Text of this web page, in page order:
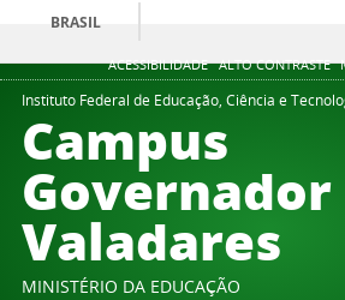
ACESSIBILIDADE ALTO CONTRASTE
BRASIL
Instituto Federal de Educação, Ciência e
Campus
Governador
Valadares
MINISTÉRIO DA EDUCAÇÃO